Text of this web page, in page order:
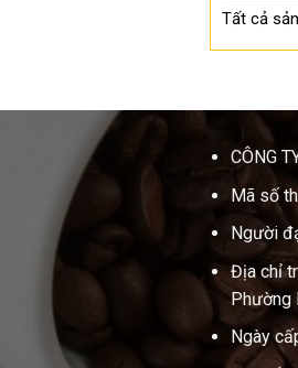
Tất cả
CÔNG
Mã số
Người
Địa chỉ
Phường
Ngày